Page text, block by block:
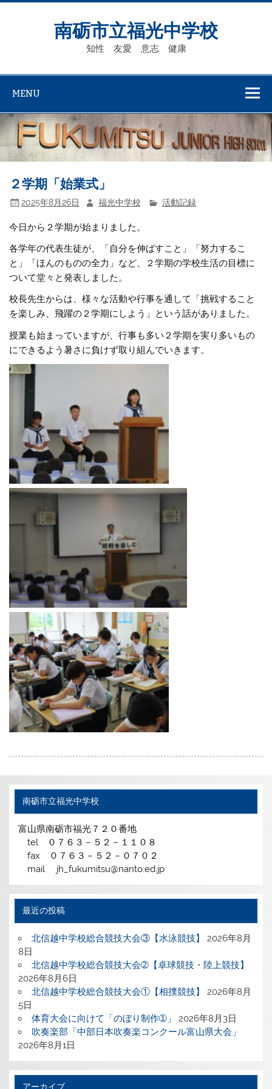
Skip
南砺市立福光中学校
知性 友愛 意志 健康
MENU
２学期「始業式」
2025年8月26日 福光中学校 活動記録
今日から２学期が始まりました。
各学年の代表生徒が、「自分を伸ばすこと」「努力するこ
と」「ほんのものの全力」など、２学期の学校生活の目標に
ついて堂々と発表しました。
校長先生からは、様々な活動や行事を通して「挑戦すること
を楽しみ、飛躍の２学期にしよう」という話がありました。
授業も始まっていますが、行事も多い２学期を実り多いもの
にできるよう暑さに負けず取り組んでいきます。
南砺市立福光中学校
富山県南砺市福光７２０番地
tel ０７６３－５２－１１０８
fax ０７６３－５２－０７０２
mail jh_fukumitsu@nanto.ed.jp
最近の投稿
北信越中学校総合競技大会③【水泳競技】
2026年8月
8日
北信越中学校総合競技大会➁【卓球競技・陸上競技】
2026年8月6日
北信越中学校総合競技大会①【相撲競技】
2026年8月
5日
体育大会に向けて「のぼり制作➀」
2026年8月3日
吹奏楽部「中部日本吹奏楽コンクール富山県大会」
2026年8月1日
アーカイブ